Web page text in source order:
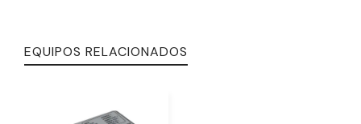
EQUIPOS RELACIONADOS